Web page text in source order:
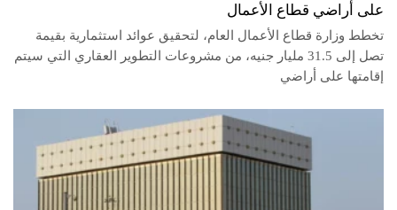
على أراضي قطاع الأعمال
تخطط وزارة قطاع الأعمال العام، لتحقيق عوائد استثمارية بقيمة
تصل إلى 31.5 مليار جنيه، من مشروعات التطوير العقاري التي سيتم
إقامتها على أراضي